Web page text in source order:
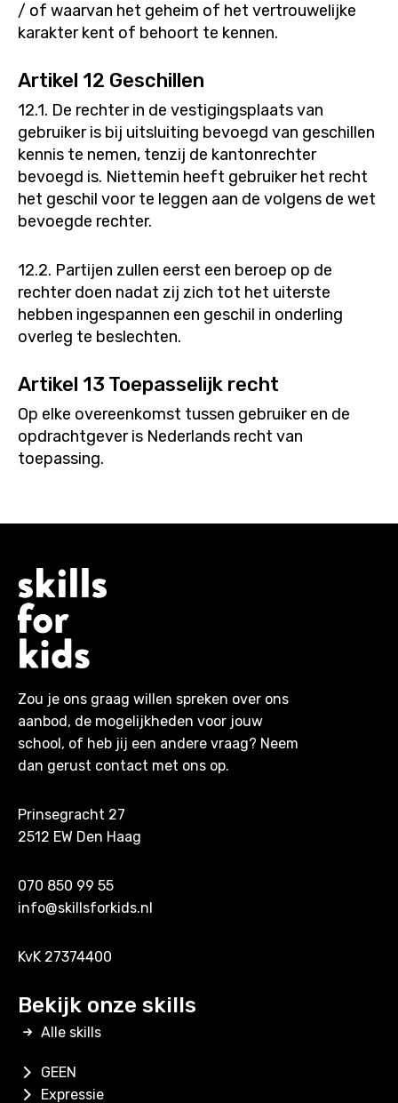
/ of waarvan het geheim of het vertrouwelijke
karakter kent of behoort te kennen.
Artikel 12 Geschillen
12.1. De rechter in de vestigingsplaats van
gebruiker is bij uitsluiting bevoegd van geschillen
kennis te nemen, tenzij de kantonrechter
bevoegd is. Niettemin heeft gebruiker het recht
het geschil voor te leggen aan de volgens de wet
bevoegde rechter.
12.2. Partijen zullen eerst een beroep op de
rechter doen nadat zij zich tot het uiterste
hebben ingespannen een geschil in onderling
overleg te beslechten.
Artikel 13 Toepasselijk recht
Op elke overeenkomst tussen gebruiker en de
opdrachtgever is Nederlands recht van
toepassing.
Zou je ons graag willen spreken over ons
aanbod, de mogelijkheden voor jouw
school, of heb jij een andere vraag? Neem
dan gerust contact met ons op.
Prinsegracht 27
2512 EW Den Haag
070 850 99 55
info@skillsforkids.nl
KvK 27374400
Bekijk onze skills
Alle skills
GEEN
Expressie